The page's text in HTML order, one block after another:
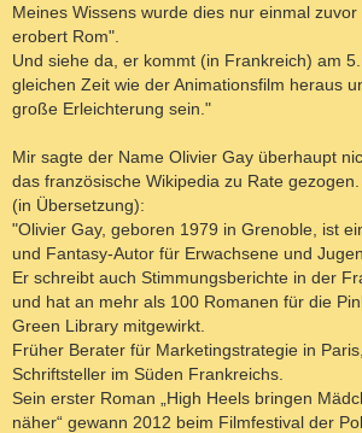
Meines Wissens wurde dies nur einmal
erobert Rom".
Und siehe da, er kommt (in Frankreich) am
gleichen Zeit wie der Animationsfilm heraus
große Erleichterung sein."
Mir sagte der Name Olivier Gay überhaupt
das französische Wikipedia zu Rate
(in Übersetzung):
"Olivier Gay, geboren 1979 in Grenoble, ist
und Fantasy-Autor für Erwachsene und
Er schreibt auch Stimmungsberichte in der
und hat an mehr als 100 Romanen für die
Green Library mitgewirkt.
Früher Berater für Marketingstrategie in
Schriftsteller im Süden Frankreichs.
Sein erster Roman „High Heels bringen
näher“ gewann 2012 beim Filmfestival der